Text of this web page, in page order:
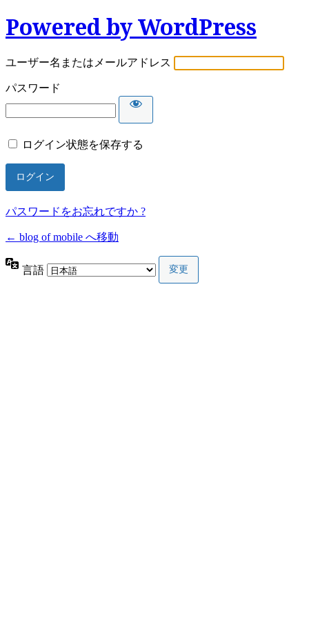
Powered by WordPress
ユーザー名またはメールアドレス
パスワード
ログイン状態を保存する
パスワードをお忘れですか ?
← blog of mobile へ移動
言語